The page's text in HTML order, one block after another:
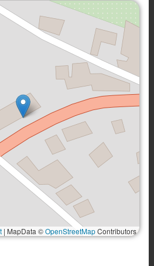
| MapData ©OpenStreetMapContributors